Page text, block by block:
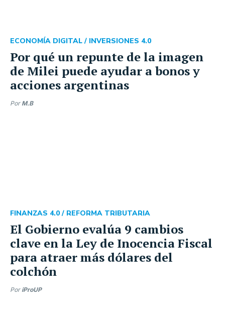
Por qué un repunte de la imagen
de Milei puede ayudar a bonos y
acciones argentinas
ECONOMÍA DIGITAL / INVERSIONES 4.0
Por M.B
El Gobierno evalúa 9 cambios
clave en la Ley de Inocencia Fiscal
para atraer más dólares del
colchón
FINANZAS 4.0 / REFORMA TRIBUTARIA
Por iProUP